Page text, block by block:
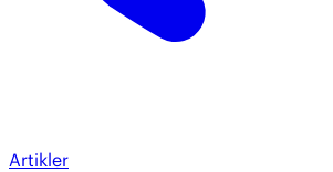
Artikler